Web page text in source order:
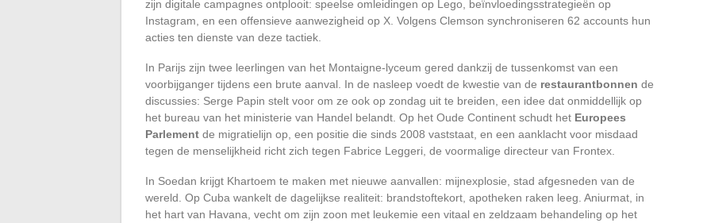
zijn digitale campagnes ontplooit: speelse omleidingen op Lego, beïnvloedingsstrategieën op
Instagram, en een offensieve aanwezigheid op X. Volgens Clemson synchroniseren 62 accounts hun
acties ten dienste van deze tactiek.
In Parijs zijn twee leerlingen van het Montaigne-lyceum gered dankzij de tussenkomst van een
voorbijganger tijdens een brute aanval. In de nasleep voedt de kwestie van de restaurantbonnen de
discussies: Serge Papin stelt voor om ze ook op zondag uit te breiden, een idee dat onmiddellijk op
het bureau van het ministerie van Handel belandt. Op het Oude Continent schudt het Europees
Parlement de migratielijn op, een positie die sinds 2008 vaststaat, en een aanklacht voor misdaad
tegen de menselijkheid richt zich tegen Fabrice Leggeri, de voormalige directeur van Frontex.
In Soedan krijgt Khartoem te maken met nieuwe aanvallen: mijnexplosie, stad afgesneden van de
wereld. Op Cuba wankelt de dagelijkse realiteit: brandstoftekort, apotheken raken leeg. Aniurmat, in
het hart van Havana, vecht om zijn zoon met leukemie een vitaal en zeldzaam behandeling op het